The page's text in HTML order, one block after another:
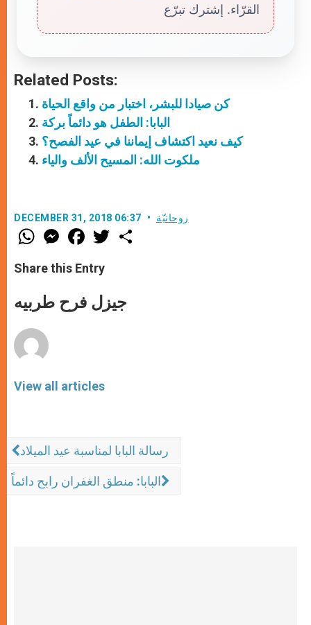
القرّاء. إشترك تبرّع
Related Posts:
كن صيادا للبشر، اختبار من واقع الحياة
البابا: الطفل هو دائماً بركة
كيف نعيد اكتشاف إيماننا في عيد الفصح؟
ملكوت الله: المسيح الألف والياء
DECEMBER 31, 2018 06:37 روحانيّة
W
h
t
s
p
p
M
e
s
e
g
e
F
a
e
b
k
T
w
Share this Entry
جيزل فرح طربيه
View all articles
رسالة البابا لمناسبة عيد الميلاد
البابا: منطق الغفران رابح دائماً